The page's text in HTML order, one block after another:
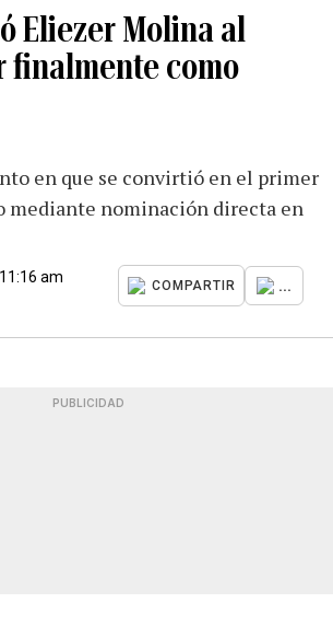
Eliezer Molina al
finalmente como
en que se convirtió en el primer
mediante nominación directa en
am
COMPARTIR ...
PUBLICIDAD